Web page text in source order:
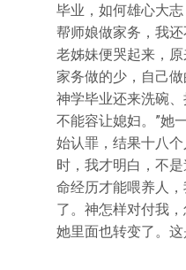
毕业，如何雄心大
帮师娘做家务，我
老姊妹便哭起来，
家务做的少，自己
神学毕业还来洗碗
不能容让媳妇。”她
始认罪，结果十八
时，我才明白，不
命经历才能喂养人
了。神怎样对付我
她里面也转变了。这